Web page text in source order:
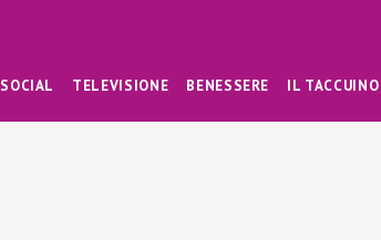
SOCIAL TELEVISIONE BENESSERE IL